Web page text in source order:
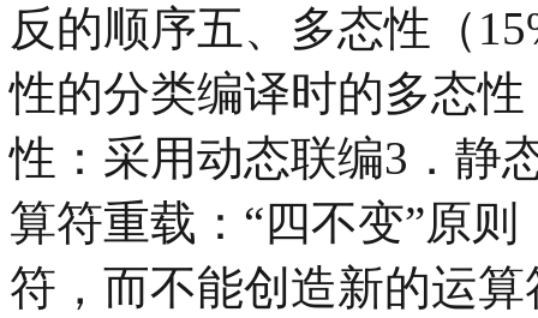
反的顺序五、多态性（
性的分类编译时的多态
性：采用动态联编3．静
算符重载：“四不变”原
符，而不能创造新的运